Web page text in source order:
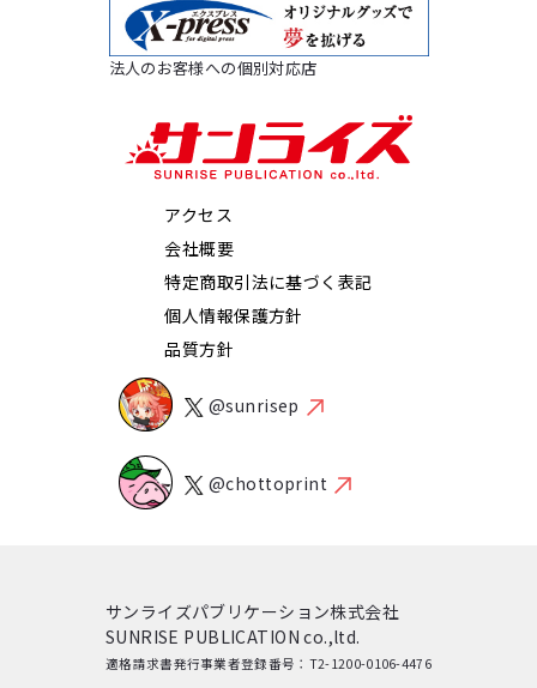
アクセス
会社概要
特定商取引法に基づく表記
個人情報保護方針
品質方針
@sunrisep
@chottoprint
法人のお客様への個別対応店
サンライズパブリケーション株式会社
SUNRISE PUBLICATION co.,ltd.
適格請求書発行事業者登録番号：T2-1200-0106-4476